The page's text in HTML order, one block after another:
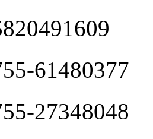
61480377
27348048